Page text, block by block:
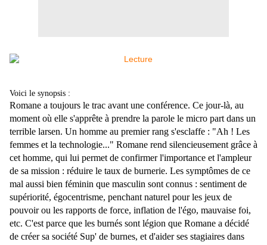
Voici le synopsis :
Romane a toujours le trac avant une conférence. Ce jour-là, au
moment où elle s'apprête à prendre la parole le micro part dans un
terrible larsen. Un homme au premier rang s'esclaffe : "Ah ! Les
femmes et la technologie..." Romane rend silencieusement grâce à
cet homme, qui lui permet de confirmer l'importance et l'ampleur
de sa mission : réduire le taux de burnerie. Les symptômes de ce
mal aussi bien féminin que masculin sont connus : sentiment de
supériorité, égocentrisme, penchant naturel pour les jeux de
pouvoir ou les rapports de force, inflation de l'égo, mauvaise foi,
etc. C'est parce que les burnés sont légion que Romane a décidé
de créer sa société Sup' de burnes, et d'aider ses stagiaires dans